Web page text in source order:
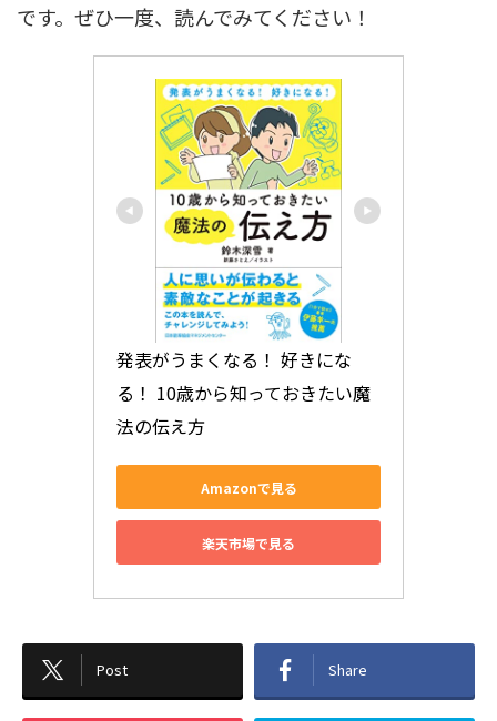
です。ぜひ一度、読んでみてください！
発表がうまくなる！ 好きにな
る！ 10歳から知っておきたい魔
法の伝え方
Amazonで見る
楽天市場で見る
Post Share